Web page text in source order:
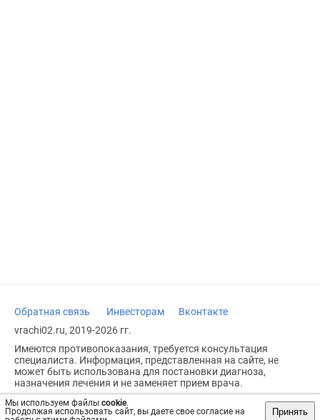
Мы используем файлы cookie.
Продолжая использовать сайт, вы даете свое согласие на
Принять
Обратная связь Инвесторам
Вконтакте
vrachi02.ru, 2019-2026 гг.
Имеются противопоказания, требуется консультация
специалиста. Информация, представленная на сайте, не
может быть использована для постановки диагноза,
назначения лечения и не заменяет прием врача.
Возрастное ограничение: 18+